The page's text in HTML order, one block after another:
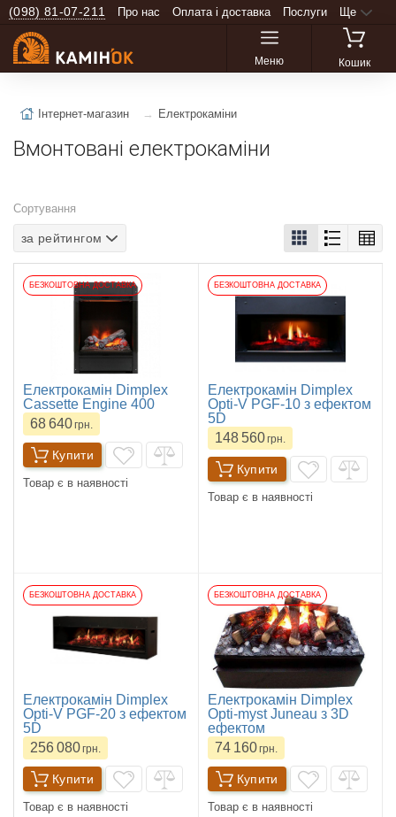
(098) 81-07-211 Про нас Оплата і доставка Послуги Ще
Меню Кошик
Інтернет-магазин Електрокаміни
Вмонтовані електрокаміни
Сортування
за рейтингом
БЕЗКОШТОВНА ДОСТАВКА
Електрокамін Dimplex
Cassette Engine 400
68 640грн.
Купити
Товар є в наявності
БЕЗКОШТОВНА ДОСТАВКА
Електрокамін Dimplex
Opti-V PGF-10 з ефектом
5D
148 560грн.
Купити
Товар є в наявності
БЕЗКОШТОВНА ДОСТАВКА
Електрокамін Dimplex
Opti-V PGF-20 з ефектом
5D
256 080грн.
Купити
Товар є в наявності
БЕЗКОШТОВНА ДОСТАВКА
Електрокамін Dimplex
Opti-myst Juneau з 3D
ефектом
74 160грн.
Купити
Товар є в наявності